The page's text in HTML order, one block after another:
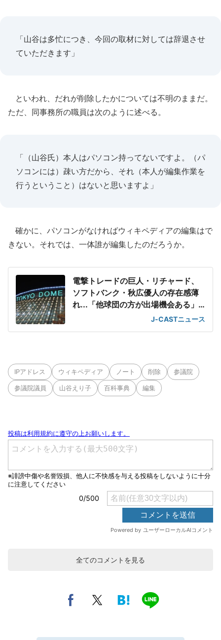
「山谷は多忙につき、今回の取材に対しては辞退させ
ていただきます」
といわれ、だれが削除したかについては不明のままだ。
ただ、同事務所の職員は次のように述べる。
「（山谷氏）本人はパソコン持ってないですよ。（パ
ソコンには）疎い方だから、それ（本人が編集作業を
行うということ）はないと思いますよ」
確かに、パソコンがなければウィキペディアの編集はで
きない。それでは、一体誰が編集したのだろうか。
電撃トレードの巨人・リチャード、
ソフトバンク・秋広優人の存在感薄
れ...「他球団の方が出場機会ある」
J-CASTニュース
IPアドレス ウィキペディア ノート 削除 参議院
参議院議員 山谷えり子 百科事典 編集
全てのコメントを見る